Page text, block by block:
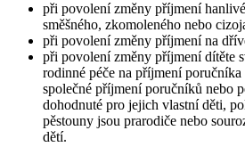
při povolení změny příjmení
směšného, zkomoleného nebo
při povolení změny příjmení na
při povolení změny příjmení dítěte
rodinné péče na příjmení poručníka
společné příjmení poručníků nebo
dohodnuté pro jejich vlastní děti,
pěstouny jsou prarodiče nebo
dětí.